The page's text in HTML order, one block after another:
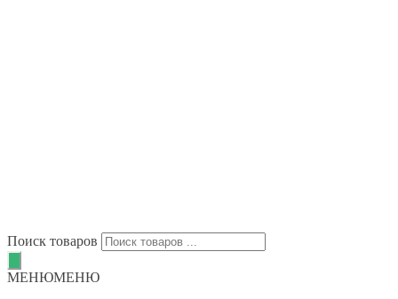
Поиск товаров
МЕНЮМЕНЮ